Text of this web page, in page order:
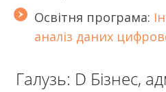
Освітня програма:
аналіз даних
Галузь: D Бізнес,